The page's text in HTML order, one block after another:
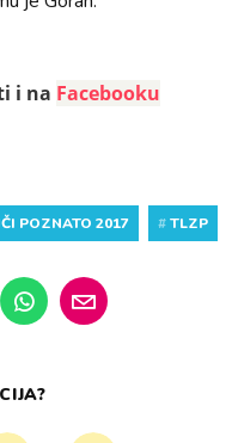
i na Facebooku
POZNATO 2017 #TLZP